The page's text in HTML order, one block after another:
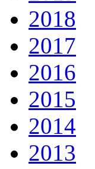
2018
2017
2016
2015
2014
2013